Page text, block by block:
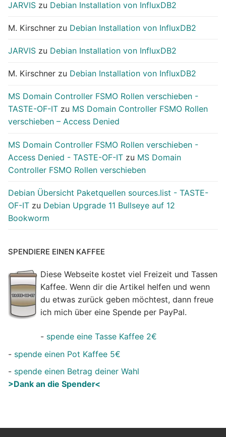
JARVIS zu Debian Installation von InfluxDB2
M. Kirschner zu Debian Installation von InfluxDB2
JARVIS zu Debian Installation von InfluxDB2
M. Kirschner zu Debian Installation von InfluxDB2
MS Domain Controller FSMO Rollen verschieben -
TASTE-OF-IT zu MS Domain Controller FSMO Rollen
verschieben – Access Denied
MS Domain Controller FSMO Rollen verschieben -
Access Denied - TASTE-OF-IT zu MS Domain
Controller FSMO Rollen verschieben
Debian Übersicht Paketquellen sources.list - TASTE-
OF-IT zu Debian Upgrade 11 Bullseye auf 12
Bookworm
SPENDIERE EINEN KAFFEE
Diese Webseite kostet viel Freizeit und Tassen
Kaffee. Wenn dir die Artikel helfen und wenn
du etwas zurück geben möchtest, dann freue
ich mich über eine Spende per PayPal.
- spende eine Tasse Kaffee 2€
- spende einen Pot Kaffee 5€
- spende einen Betrag deiner Wahl
>Dank an die Spender<